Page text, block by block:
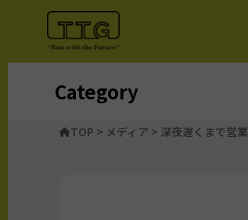
Category
TOP > メディア > 深夜遅くまで営